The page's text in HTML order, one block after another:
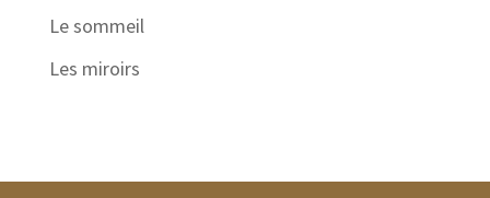
Le sommeil
Les miroirs